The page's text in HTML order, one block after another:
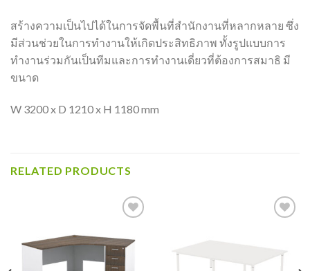
สร้างความเป็นไปได้ในการจัดพื้นที่สำนักงานที่หลากหลาย ซึ่ง
มีส่วนช่วยในการทำงานให้เกิดประสิทธิภาพ ทั้งรูปแบบการ
ทำงานร่วมกันเป็นทีมและการทำงานเดี่ยวที่ต้องการสมาธิ มี
ขนาด
W 3200 x D 1210 x H 1180 mm
RELATED PRODUCTS
wishlist